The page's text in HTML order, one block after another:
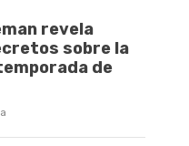
revela
sobre la
de